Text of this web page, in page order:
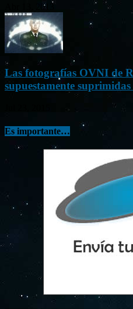
Abr 13, 2013
Las fotografías OVNI de
supuestamente
Es importante…